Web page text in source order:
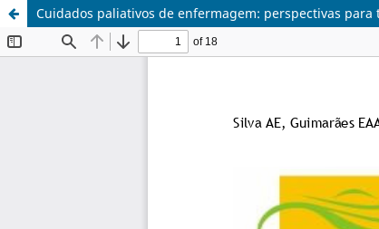
Cuidados paliativos de enfermagem: perspectivas para